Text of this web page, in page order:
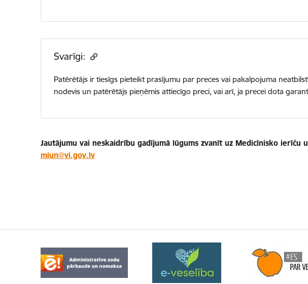
Svarīgi:
Patērētājs ir tiesīgs pieteikt prasījumu par preces vai pakalpojuma
nodevis un patērētājs pieņēmis attiecīgo preci, vai arī, ja precei dota
Jautājumu vai neskaidrību gadījumā lūgums zvanīt uz Medicīnisko ierīču
miun@vi.gov.lv